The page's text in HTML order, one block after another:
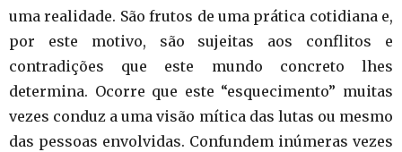
uma realidade. São frutos de uma prática cotidiana e,
por este motivo, são sujeitas aos conflitos e
contradições que este mundo concreto lhes
determina. Ocorre que este “esquecimento” muitas
vezes conduz a uma visão mítica das lutas ou mesmo
das pessoas envolvidas. Confundem inúmeras vezes